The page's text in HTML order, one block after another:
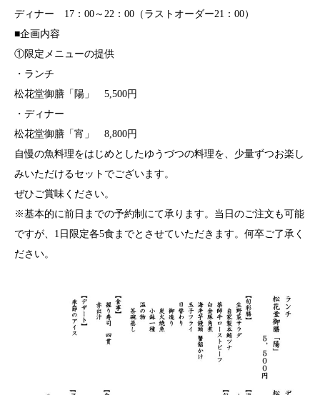
ディナー 17：00～22：00（ラストオーダー21：00）
■企画内容
①限定メニューの提供
・ランチ
松花堂御膳「陽」 5,500円
・ディナー
松花堂御膳「宵」 8,800円
自慢の魚料理をはじめとしたゆうづつの料理を、少量ずつお楽し
みいただけるセットでございます。
ぜひご賞味ください。
※基本的に前日までの予約制にて承ります。当日のご注文も可能
ですが、1日限定各5食までとさせていただきます。何卒ご了承く
ださい。